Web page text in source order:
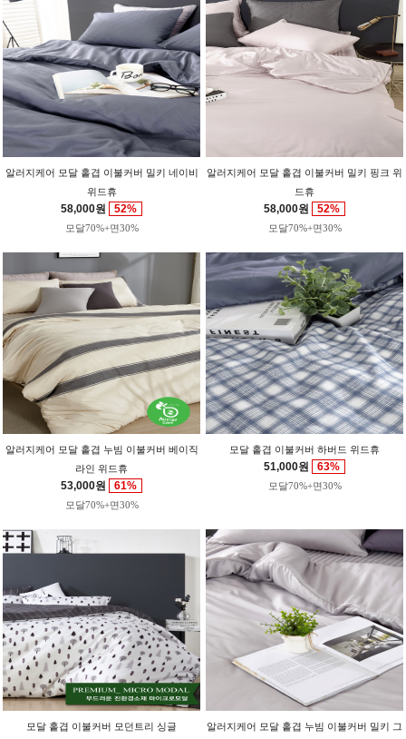
알러지케어 모달 홑겹 이불커버 밀키 네이비
위드휴
58,000원 52%
모달70%+면30%
알러지케어 모달 홑겹 이불커버 밀키 핑크 위
드휴
58,000원 52%
모달70%+면30%
알러지케어 모달 홑겹 누빔 이불커버 베이직
라인 위드휴
53,000원 61%
모달70%+면30%
모달 홑겹 이불커버 하버드 위드휴
51,000원 63%
모달70%+면30%
모달 홑겹 이불커버 모던트리 싱글
알러지케어 모달 홑겹 누빔 이불커버 밀키 그